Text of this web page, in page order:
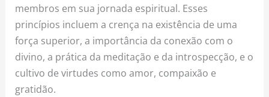
membros em sua jornada espiritual. Esses
princípios incluem a crença na existência de uma
força superior, a importância da conexão com o
divino, a prática da meditação e da introspecção, e o
cultivo de virtudes como amor, compaixão e
gratidão.